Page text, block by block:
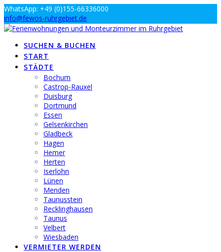
Zum
Inhalt
springen
WhatsApp: +49 (0)155-66336000
info@fewos-ruhrgebiet.de
SUCHEN & BUCHEN
START
STÄDTE
Bochum
Castrop-Rauxel
Duisburg
Dortmund
Essen
Gelsenkirchen
Gladbeck
Hagen
Hemer
Herten
Iserlohn
Lünen
Menden
Taunusstein
Recklinghausen
Taunus
Velbert
Wiesbaden
VERMIETER WERDEN